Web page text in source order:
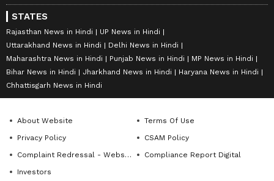
STATES
Rajasthan News in Hindi
UP News in Hindi
Uttarakhand News in Hindi
Delhi News in Hindi
Maharashtra News in Hindi
Punjab News in Hindi
MP News in Hindi
Bihar News in Hindi
Jharkhand News in Hindi
Haryana News in Hindi
Chhattisgarh News in Hindi
About Website
Terms Of Use
Privacy Policy
CSAM Policy
Complaint Redressal - Website
Compliance Report Digital
Investors